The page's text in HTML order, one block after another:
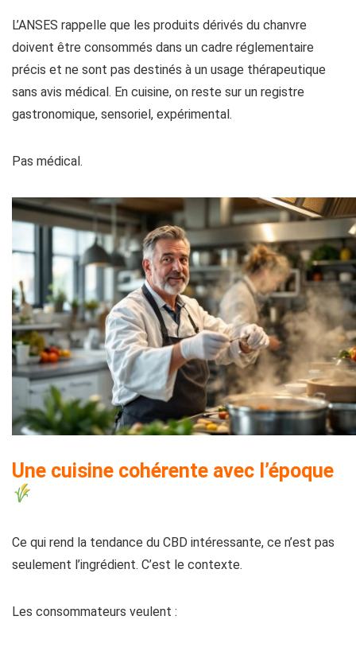
L’ANSES rappelle que les produits dérivés du chanvre
doivent être consommés dans un cadre réglementaire
précis et ne sont pas destinés à un usage thérapeutique
sans avis médical. En cuisine, on reste sur un registre
gastronomique, sensoriel, expérimental.
Pas médical.
Une cuisine cohérente avec l’époque
Ce qui rend la tendance du CBD intéressante, ce n’est pas
seulement l’ingrédient. C’est le contexte.
Les consommateurs veulent :